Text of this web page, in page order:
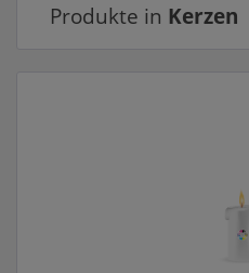
Produkte in Kerzen